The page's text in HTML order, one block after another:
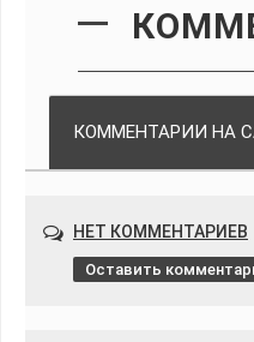
КОММЕНТАРИИ НА
НЕТ КОММЕНТАРИЕВ
Оставить